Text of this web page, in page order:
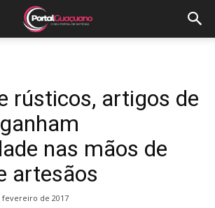
rústicos, artigos de
nas mãos de
artesãos
fevereiro de 2017